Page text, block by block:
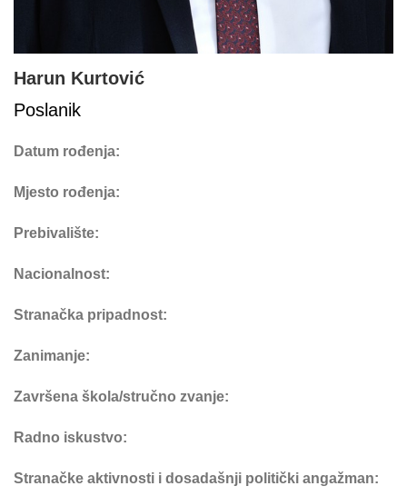
Harun Kurtović
Poslanik
Datum rođenja:
Mjesto rođenja:
Prebivalište:
Nacionalnost:
Stranačka pripadnost:
Zanimanje:
Završena škola/stručno zvanje:
Radno iskustvo:
Stranačke aktivnosti i dosadašnji politički angažman: